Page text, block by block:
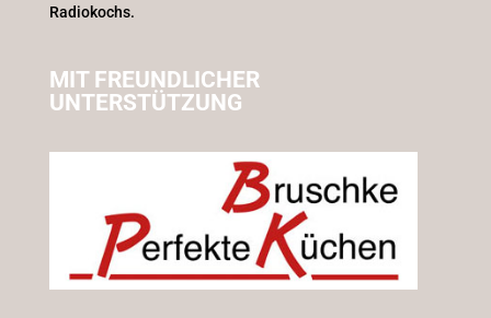
Radiokochs.
MIT FREUNDLICHER
UNTERSTÜTZUNG